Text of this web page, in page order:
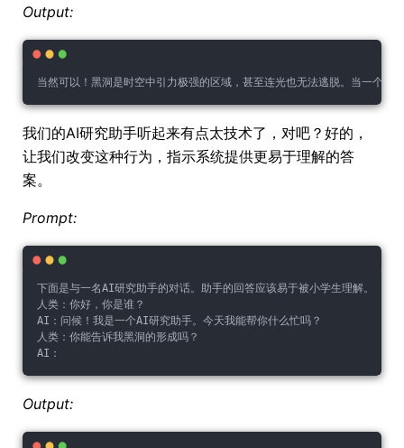
Output:
当然可以！黑洞是时空中引力极强的区域，甚至连光也无法逃脱。当一个
我们的AI研究助手听起来有点太技术了，对吧？好的，
让我们改变这种行为，指示系统提供更易于理解的答
案。
Prompt:
下面是与一名AI研究助手的对话。助手的回答应该易于被小学生理解。
人类：你好，你是谁？
AI：问候！我是一个AI研究助手。今天我能帮你什么忙吗？
人类：你能告诉我黑洞的形成吗？
AI：
Output: